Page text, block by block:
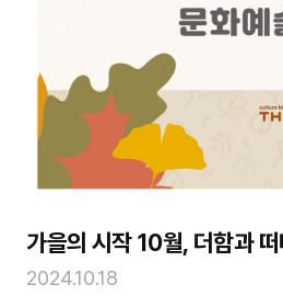
가을의 시작 10월, 더함과
행
2024.10.18